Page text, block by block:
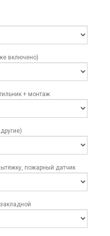
включено)
+ монтаж
пожарный датчик